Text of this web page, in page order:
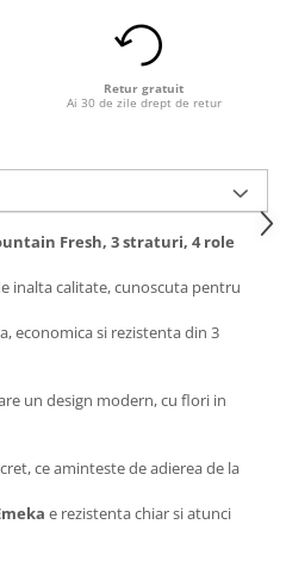
Retur gratuit
Ai 30 de zile drept de retur
Fresh, 3 straturi, 4 role
inalta calitate, cunoscuta pentru
economica si rezistenta din 3
un design modern, cu flori in
ce aminteste de adierea de la
e rezistenta chiar si atunci